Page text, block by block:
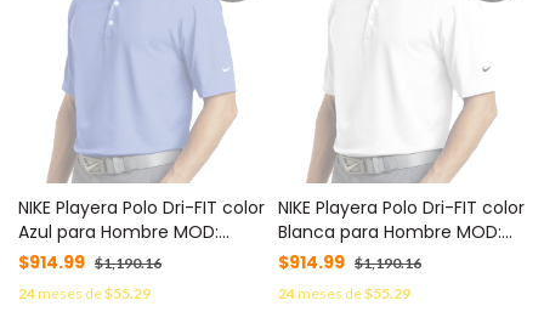
NIKE Playera Polo Dri-FIT color
Azul para Hombre MOD:
C373749XL/F
$914.99 $1,190.16
24meses de$55.29
NIKE Playera Polo Dri-FIT color
Blanca para Hombre MOD:
C373749XL/W
$914.99 $1,190.16
24meses de$55.29